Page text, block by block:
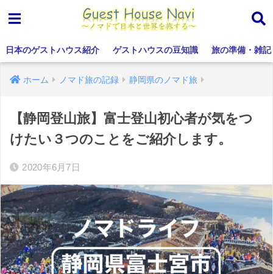
日本のゲストハウス紹介 ゲストハウスの豆知識 旅の準備・雑記
ホーム ノマド旅の記録 静岡県のノマド旅
【静岡登山旅】富士登山初心者が気をつ
けたい３つのことをご紹介します。
2020年6月7日